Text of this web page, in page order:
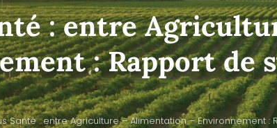
: entre
: Rapport de
Santé : entre Agriculture – Alimentation – Environnement